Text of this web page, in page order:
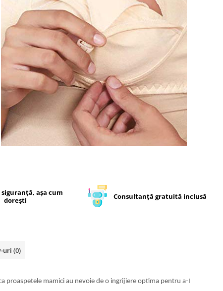
așa cum
dorești
Consultanță gratuită inclusă
uri (0)
proaspetele mamici au nevoie de o ingrijiere optima pentru a-I